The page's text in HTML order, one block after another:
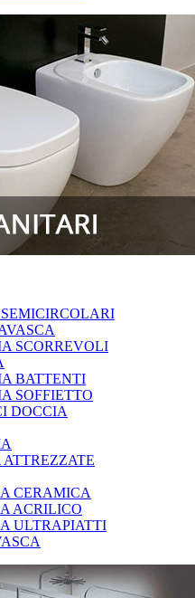
SCORREVOLI
BATTENTI
SOFFIETTO
DOCCIA
CERAMICA
ACRILICO
ULTRAPIATTI